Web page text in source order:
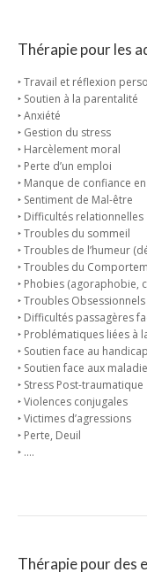
Thérapie pour les
‣ Travail et réflexion
‣ Soutien à la parentalité
‣ Anxiété
‣ Gestion du stress
‣ Harcèlement moral
‣ Perte d’un emploi
‣ Manque de confiance
‣ Sentiment de Mal-être
‣ Difficultés relationnelles
‣ Troubles du sommeil
‣ Troubles de l’humeur
‣ Troubles du
‣ Phobies (agoraphobie,
‣ Troubles
‣ Difficultés passagères
‣ Problématiques liées à
‣ Soutien face au handicap
‣ Soutien face aux
‣ Stress Post-traumatique
‣ Violences conjugales
‣ Victimes d’agressions
‣ Perte, Deuil
‣ ….
Thérapie pour des